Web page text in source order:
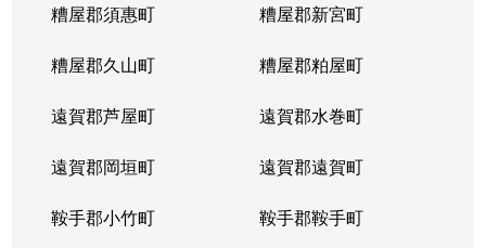
糟屋郡須惠町 糟屋郡新宮町
糟屋郡久山町 糟屋郡粕屋町
遠賀郡芦屋町 遠賀郡水巻町
遠賀郡岡垣町 遠賀郡遠賀町
鞍手郡小竹町 鞍手郡鞍手町